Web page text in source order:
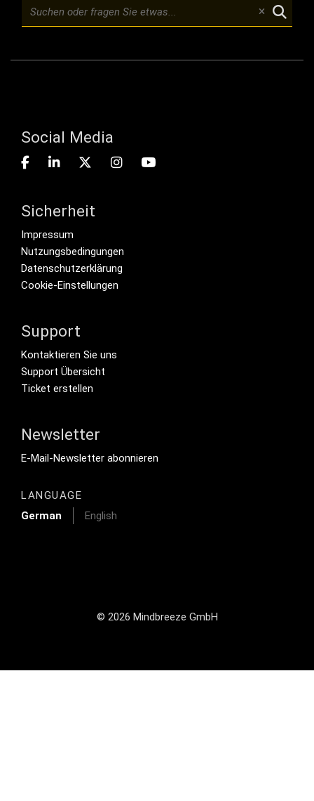
Social Media
Sicherheit
Footer menu
Impressum
Nutzungsbedingungen
Datenschutzerklärung
Cookie-Einstellungen
Support
Footer Secondary Menu
Kontaktieren Sie uns
Support Übersicht
Ticket erstellen
Newsletter
Footer Tertiary
E-Mail-Newsletter abonnieren
LANGUAGE
German
English
© 2026 Mindbreeze GmbH